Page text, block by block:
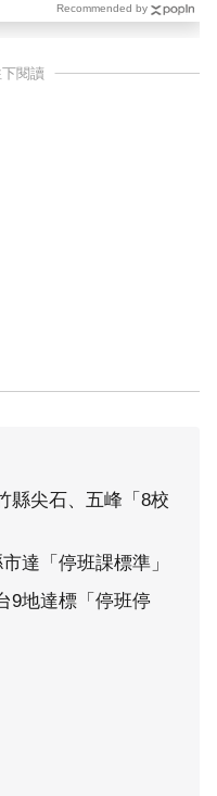
Recommended by
閱讀
縣尖石、五峰「8校
達「停班課標準」
9地達標「停班停